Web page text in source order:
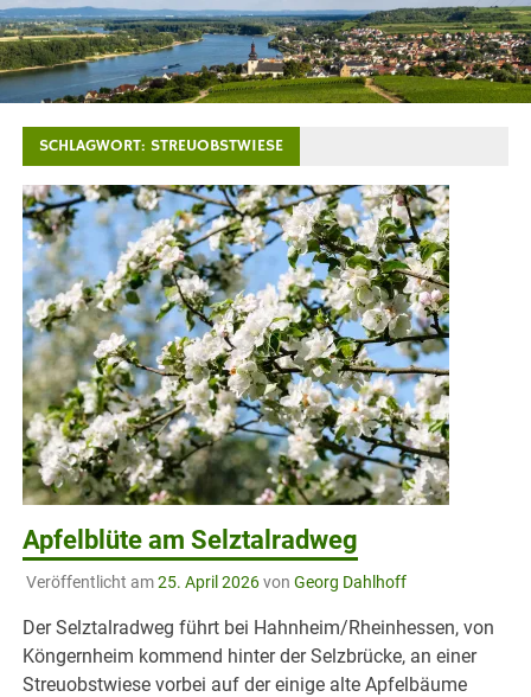
SCHLAGWORT:STREUOBSTWIESE
Apfelblüte am Selztalradweg
Veröffentlicht am25. April 2026von Georg Dahlhoff
Der Selztalradweg führt bei Hahnheim/Rheinhessen, von
Köngernheim kommend hinter der Selzbrücke, an einer
Streuobstwiese vorbei auf der einige alte Apfelbäume